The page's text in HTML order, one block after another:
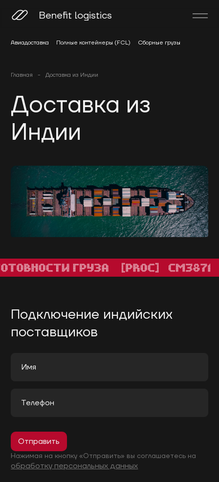
Benefit logistics
Авиадоставка Полные контейнеры (FCL) Сборные грузы
Главная - Доставка из Индии
Доставка из
Индии
Подключение индийских
поставщиков
Отправить
Нажимая на кнопку «Отправить» вы соглашаетесь на
обработку персональных данных